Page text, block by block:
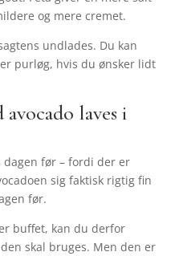
og mere cremet.
undlades. Du kan
purløg, hvis du ønsker lidt
laves i
dagen før – fordi der er
sig faktisk rigtig fin
før.
buffet, kan du derfor
skal bruges. Men den er